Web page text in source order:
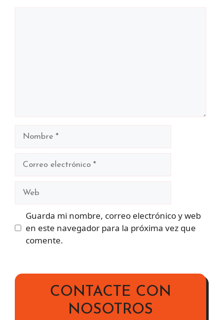
Nombre
Guarda mi nombre, correo electrónico y web
en este navegador para la próxima vez que
comente.
CONTACTE CON
NOSOTROS